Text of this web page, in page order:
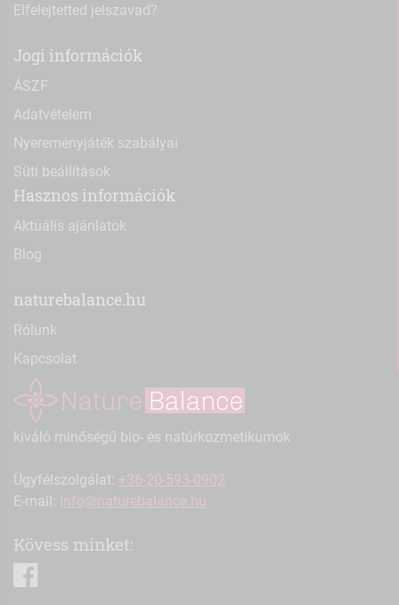
Elfelejtetted jelszavad?
Jogi információk
ÁSZF
Adatvételem
Nyereményjáték szabályai
Süti beállítások
Hasznos információk
Aktuális ajánlatok
Blog
naturebalance.hu
Rólunk
Kapcsolat
kiváló minőségű bio- és natúrkozmetikumok
Ügyfélszolgálat: +36-20-593-0902
E-mail: info@naturebalance.hu
Kövess minket: